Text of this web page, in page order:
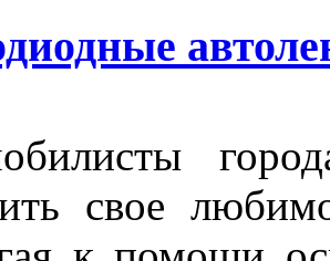
свое